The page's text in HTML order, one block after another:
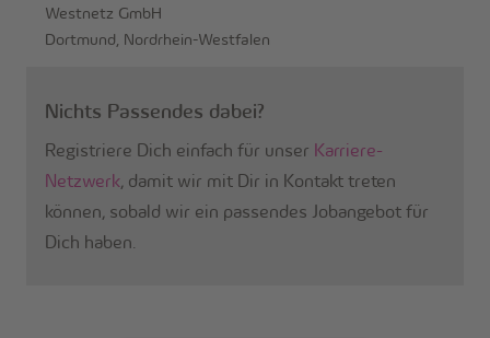
Westnetz GmbH
Dortmund, Nordrhein-Westfalen
Nichts Passendes dabei?
Registriere Dich einfach für unser Karriere-
Netzwerk , damit wir mit Dir in Kontakt treten
können, sobald wir ein passendes Jobangebot für
Dich haben.